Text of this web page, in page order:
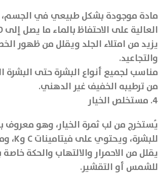
مادة موجودة بشكل طبيعي في الجسم،
العالية على الاحتفاظ بالماء ما يصل إلى 1000 ضعف وزنه.
يزيد من امتلاء الجلد ويقلل من ظهور
والتجاعيد.
مناسب لجميع أنواع البشرة حتى البشرة
من ترطيبه الخفيف غير الدهني.
4. مستخلص الخيار
يُستخرج من لب ثمرة الخيار، وهو معروف
للبشرة، ويحتوي على فيتامينات C وK، ومضادات الأكسدة.
يقلل من الاحمرار والالتهاب والحكة
للشمس أو التقشير.